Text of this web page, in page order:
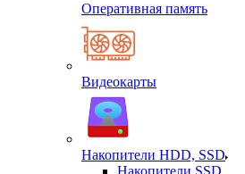
Оперативная память
Видеокарты
Накопители HDD, SSD
Накопители SSD